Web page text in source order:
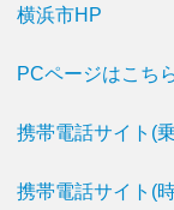
横浜市HP
PCページはこち
携帯電話サイト(
携帯電話サイト(